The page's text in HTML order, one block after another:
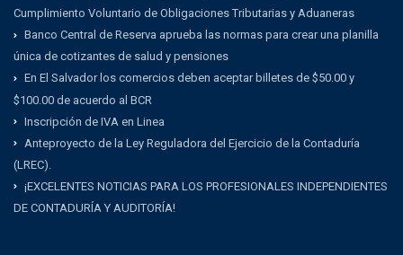
Cumplimiento Voluntario de Obligaciones Tributarias y Aduaneras
Banco Central de Reserva aprueba las normas para crear una planilla
única de cotizantes de salud y pensiones
En El Salvador los comercios deben aceptar billetes de $50.00 y
$100.00 de acuerdo al BCR
Inscripción de IVA en Linea
Anteproyecto de la Ley Reguladora del Ejercicio de la Contaduría
(LREC).
¡EXCELENTES NOTICIAS PARA LOS PROFESIONALES INDEPENDIENTES
DE CONTADURÍA Y AUDITORÍA!